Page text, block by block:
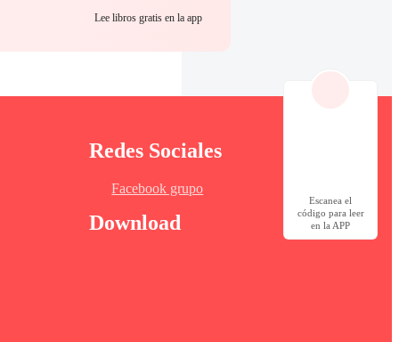
Lee libros gratis en la app
Escanea el
código para leer
en la APP
Redes Sociales
Facebook grupo
Download